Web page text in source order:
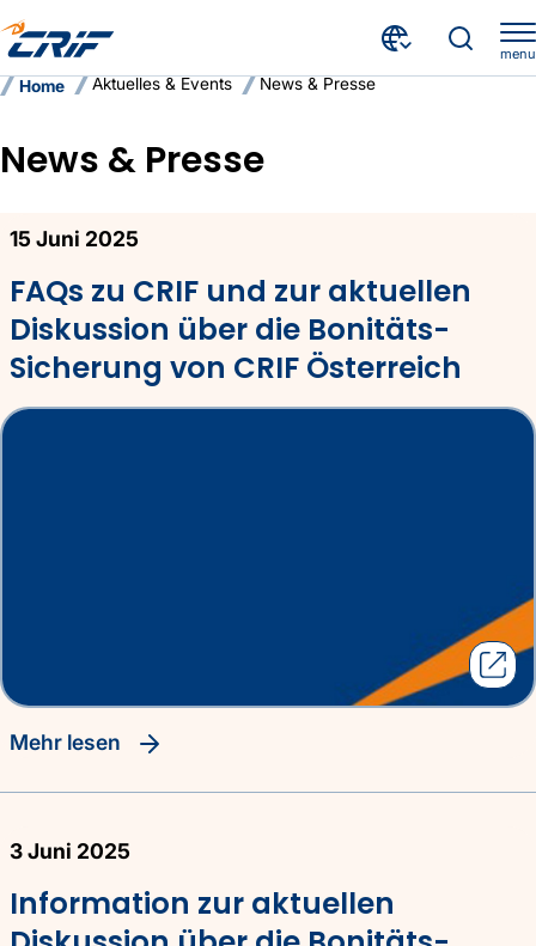
menu
Home Aktuelles & Events News & Presse
News & Presse
News und Presse
15 Juni 2025
FAQs zu CRIF und zur aktuellen
Diskussion über die Bonitäts-
Sicherung von CRIF Österreich
Mehr lesen
3 Juni 2025
Information zur aktuellen